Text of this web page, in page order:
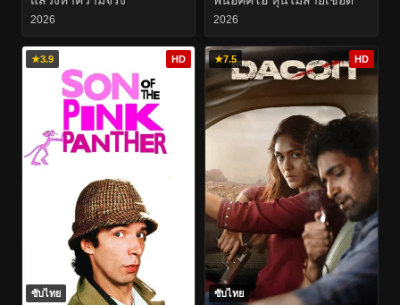
2026 2026
★3.9 HD
ซับไทย
★7.5 HD
ซับไทย